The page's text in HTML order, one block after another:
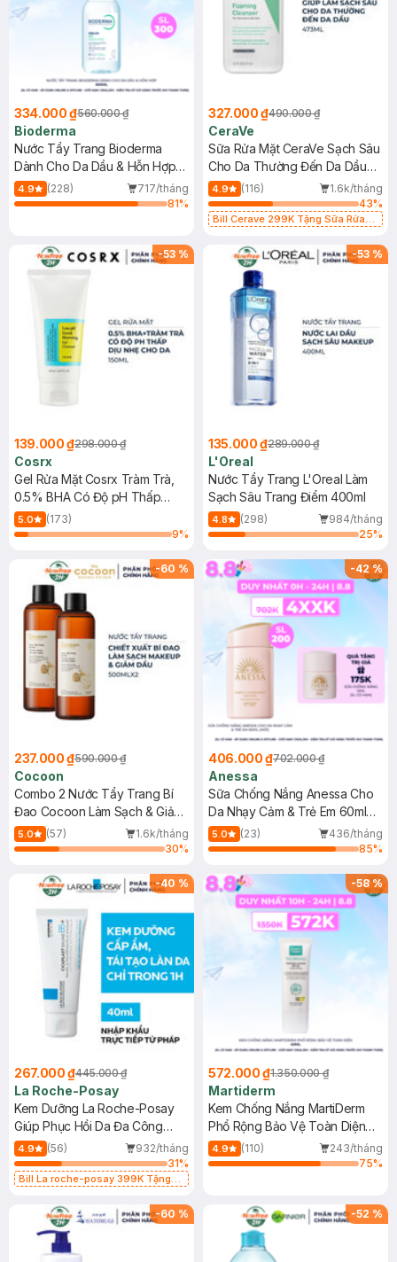
334.000 ₫560.000 ₫
Bioderma
Nước Tẩy Trang Bioderma
Dành Cho Da Dầu & Hỗn Hợp
500ml
4.9 (228)
717/tháng
81%
327.000 ₫490.000 ₫
CeraVe
Sữa Rửa Mặt CeraVe Sạch Sâu
Cho Da Thường Đến Da Dầu
473ml
4.9 (116)
1.6k/tháng
43%
Bill Cerave 299K Tặng Sữa Rửa
-53 %
139.000 ₫298.000 ₫
Cosrx
Gel Rửa Mặt Cosrx Tràm Trà,
0.5% BHA Có Độ pH Thấp
150ml
5.0
(173)
9%
-53 %
135.000 ₫289.000 ₫
L'Oreal
Nước Tẩy Trang L'Oreal Làm
Sạch Sâu Trang Điểm 400ml
4.8 (298)
984/tháng
25%
-60 %
237.000 ₫590.000 ₫
Cocoon
Combo 2 Nước Tẩy Trang Bí
Đao Cocoon Làm Sạch & Giảm
Dầu 500ml
5.0 (57)
1.6k/tháng
30%
-42%
406.000 ₫702.000 ₫
Anessa
Sữa Chống Nắng Anessa Cho
Da Nhạy Cảm & Trẻ Em 60ml
(Mới)
5.0 (23)
436/tháng
85%
-40 %
267.000 ₫445.000 ₫
La Roche-Posay
Kem Dưỡng La Roche-Posay
Giúp Phục Hồi Da Đa Công
Dụng 40ml
4.9 (56)
932/tháng
31%
Bill La roche-posay 399K Tặng
(SL có hạn)
-58%
572.000 ₫1.350.000 ₫
Martiderm
Kem Chống Nắng MartiDerm
Phổ Rộng Bảo Vệ Toàn Diện
40ml
4.9 (110)
243/tháng
75%
-60 % -52 %